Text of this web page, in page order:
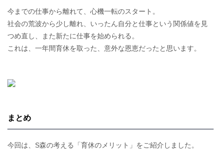
今までの仕事から離れて、心機一転のスタート。
社会の荒波から少し離れ、いったん自分と仕事という関係値を見
つめ直し、また新たに仕事を始められる。
これは、一年間育休を取った、意外な恩恵だったと思います。
まとめ
今回は、S森の考える「育休のメリット」をご紹介しました。